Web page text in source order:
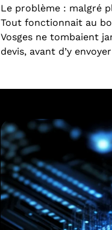
Le problème : malgré
Tout fonctionnait au
Vosges ne tombaient
devis, avant d’y